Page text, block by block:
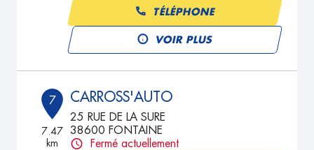
TÉLÉPHONE
VOIR PLUS
7
7.47
km
CARROSS'AUTO
25 RUE DE LA SURE
38600 FONTAINE
Fermé actuellement